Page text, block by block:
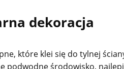
dekoracja
które klei się do tylnej
podwodne środowisko,